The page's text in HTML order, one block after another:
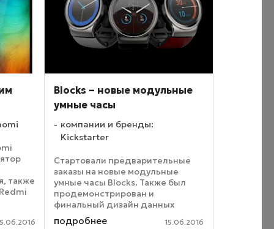
также
Blocks – новые модульные
умные часы
компании и бренды:
Kickstarter
Стартовали предварительные
заказы на новые модульные
умные часы Blocks. Также был
продемонстрирован и
финальный дизайн данных
часов. Cообщается, что Blocks
проходят финальное
подробнее 15.06.2016